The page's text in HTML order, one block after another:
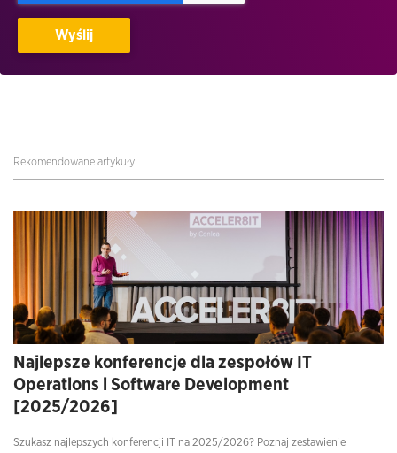
Rekomendowane artykuły
Najlepsze konferencje dla zespołów IT
Operations i Software Development
[2025/2026]
Szukasz najlepszych konferencji IT na 2025/2026? Poznaj zestawienie